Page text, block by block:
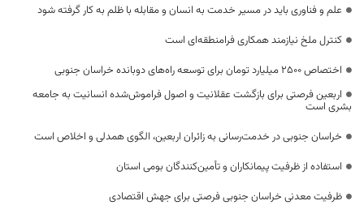
علم و فناوری باید در مسیر خدمت به انسان و مقابله با ظلم به کار گرفته شود
کنترل ملخ نیازمند همکاری فرامنطقه‌ای است
اختصاص 2500 میلیارد تومان برای توسعه راه‌های دوبانده خراسان جنوبی
اربعین فرصتی برای بازگشت عقلانیت و اصول فراموش‌شده انسانیت به جامعه
بشری است
خراسان جنوبی در خدمت‌رسانی به زائران اربعین، الگوی همدلی و اخلاص است
استفاده از ظرفیت پیمانکاران و تأمین‌کنندگان بومی استان
ظرفیت معدنی خراسان جنوبی فرصتی برای جهش اقتصادی